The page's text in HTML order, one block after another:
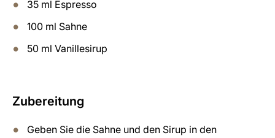
35 ml Espresso
100 ml Sahne
50 ml Vanillesirup
Zubereitung
Geben Sie die Sahne und den Sirup in den